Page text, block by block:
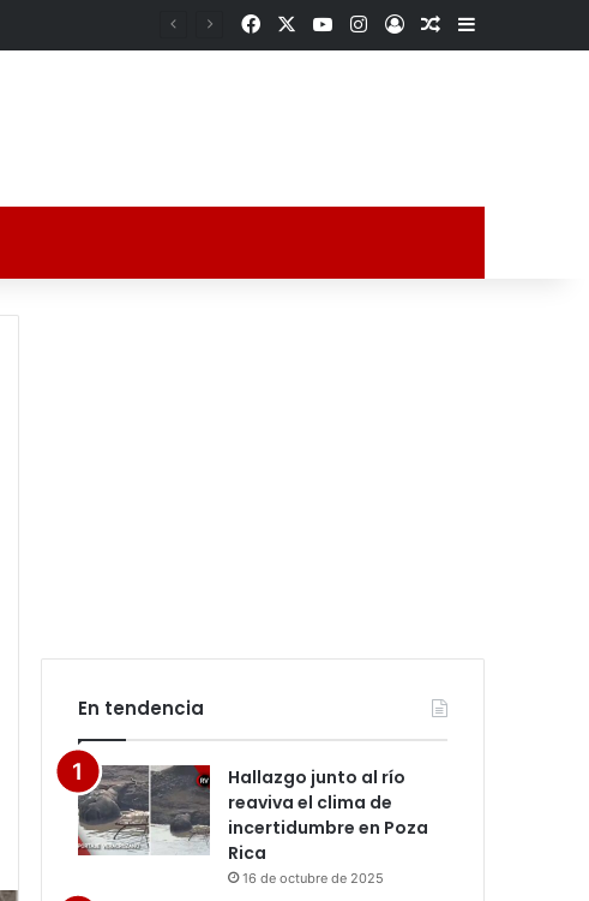
FacebookYouTubeInstagram
AccesoPublicación al
Barra lateral
al azar
En tendencia
Hallazgo junto al río
reaviva el clima de
incertidumbre en Poza
Rica
16 de octubre de 2025